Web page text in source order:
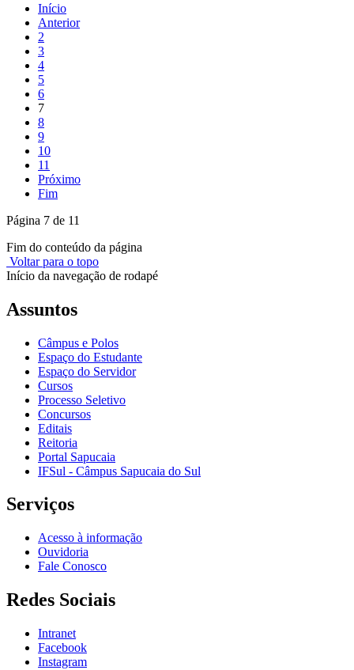
Início
Anterior
2
3
4
5
6
7
8
9
10
11
Próximo
Fim
Página 7 de 11
Fim do conteúdo da página
Voltar para o topo
Início da navegação de rodapé
Assuntos
Câmpus e Polos
Espaço do Estudante
Espaço do Servidor
Cursos
Processo Seletivo
Concursos
Editais
Reitoria
Portal Sapucaia
IFSul - Câmpus Sapucaia do Sul
Serviços
Acesso à informação
Ouvidoria
Fale Conosco
Redes Sociais
Intranet
Facebook
Instagram